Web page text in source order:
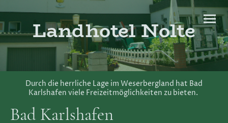
Landhotel Nolte
Durch die herrliche Lage im Weserbergland hat Bad
Karlshafen viele Freizeitmöglichkeiten zu bieten.
Bad Karlshafen